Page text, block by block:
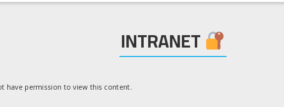
INTRANET
have permission to view this content.